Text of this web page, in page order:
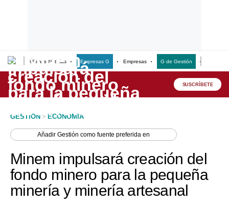
Últimas Noticias Empresas G Empresas G de Gestión
Lo último
Peru Quiosco
Economía
Mercados
SUSCRÍBETE
GESTION > ECONOMIA
AñadirGestión como fuente preferida en
Minem impulsará creación del
fondo minero para la pequeña
minería y minería artesanal